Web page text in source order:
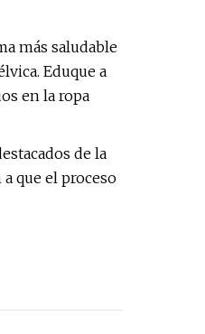
más saludable
Eduque a
en la ropa
de la
que el proceso